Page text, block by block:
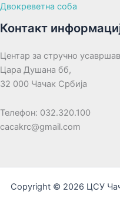
Двокреветна соба
Контакт
Центар за стручно
Цара Душана бб,
32 000 Чачак Србија
Телефон: 032.320.100
cacakrc@gmail.com
Copyright © 2026 ЦСУ